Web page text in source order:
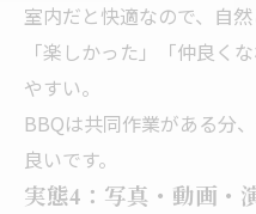
室内だと快適なので、自
「楽しかった」「仲良く
やすい。
BBQは共同作業がある分
良いです。
実態4：写真・動画・